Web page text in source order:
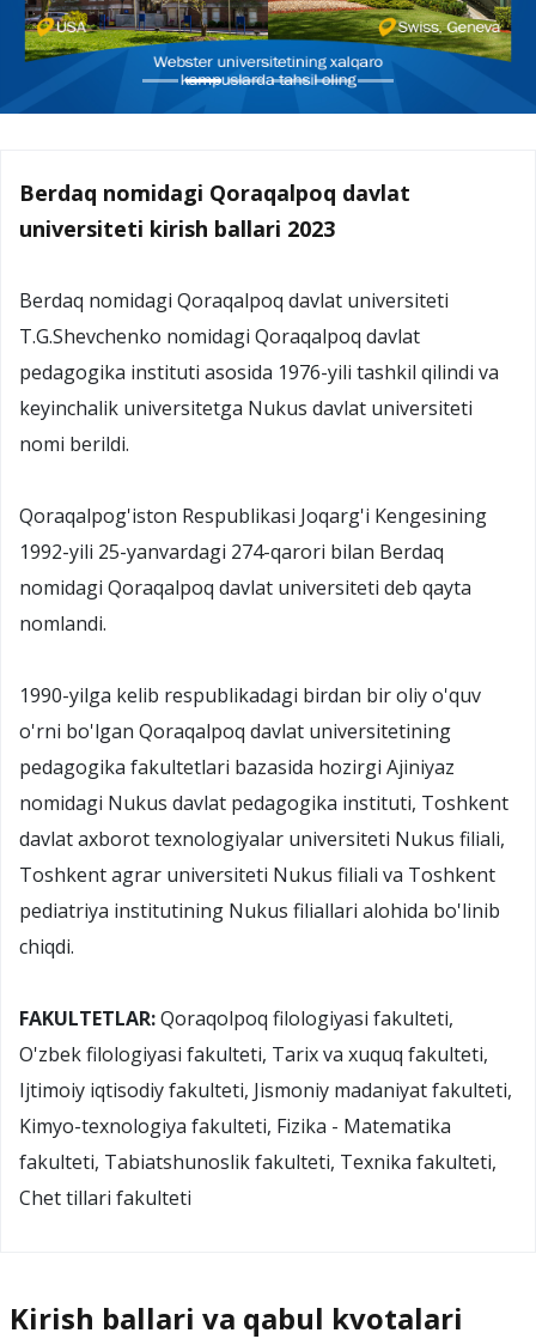
Berdaq nomidagi Qoraqalpoq davlat
universiteti kirish ballari 2023
Berdaq nomidagi Qoraqalpoq davlat universiteti
T.G.Shevchenko nomidagi Qoraqalpoq davlat
pedagogika instituti asosida 1976-yili tashkil qilindi va
keyinchalik universitetga Nukus davlat universiteti
nomi berildi.
Qoraqalpog'iston Respublikasi Joqarg'i Kengesining
1992-yili 25-yanvardagi 274-qarori bilan Berdaq
nomidagi Qoraqalpoq davlat universiteti deb qayta
nomlandi.
1990-yilga kelib respublikadagi birdan bir oliy o'quv
o'rni bo'lgan Qoraqalpoq davlat universitetining
pedagogika fakultetlari bazasida hozirgi Ajiniyaz
nomidagi Nukus davlat pedagogika instituti, Toshkent
davlat axborot texnologiyalar universiteti Nukus filiali,
Toshkent agrar universiteti Nukus filiali va Toshkent
pediatriya institutining Nukus filiallari alohida bo'linib
chiqdi.
FAKULTETLAR:Qoraqolpoq filologiyasi fakulteti,
O'zbek filologiyasi fakulteti, Tarix va xuquq fakulteti,
Ijtimoiy iqtisodiy fakulteti, Jismoniy madaniyat fakulteti,
Kimyo-texnologiya fakulteti, Fizika - Matematika
fakulteti, Tabiatshunoslik fakulteti, Texnika fakulteti,
Chet tillari fakulteti
Kirish ballari va qabul kvotalari